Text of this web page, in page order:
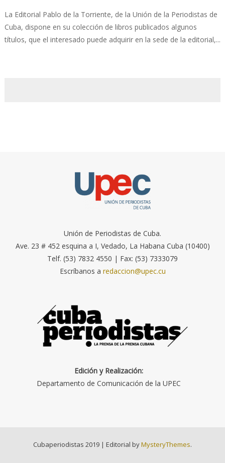
La Editorial Pablo de la Torriente, de la Unión de la Periodistas de
Cuba, dispone en su colección de libros publicados algunos
títulos, que el interesado puede adquirir en la sede de la editorial,...
Unión de Periodistas de Cuba.
Ave. 23 # 452 esquina a I, Vedado, La Habana Cuba (10400)
Telf. (53) 7832 4550 | Fax: (53) 7333079
Escríbanos a redaccion@upec.cu
Edición y Realización:
Departamento de Comunicación de la UPEC
Cubaperiodistas 2019 | Editorial byMysteryThemes.